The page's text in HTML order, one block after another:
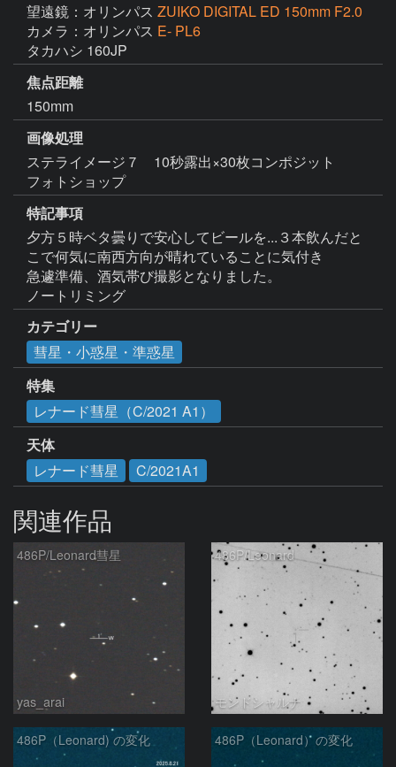
望遠鏡：オリンパス ZUIKO DIGITAL ED 150mm F2.0
カメラ：オリンパス E- PL6
タカハシ 160JP
焦点距離
150mm
画像処理
ステライメージ７　10秒露出×30枚コンポジット
特記事項
夕方５時ベタ曇りで安心してビールを...３本飲んだと
こで何気に南西方向が晴れていることに気付き
急遽準備、酒気帯び撮影となりました。
ノートリミング
カテゴリー
彗星・小惑星・準惑星
特集
レナード彗星（C/2021 A1）
天体
レナード彗星
C/2021A1
関連作品
486P/Leonard彗星
yas_arai
486P/Leonard
モンドシャルナ
486P（Leonard) の変化 486P（Leonard）の変化